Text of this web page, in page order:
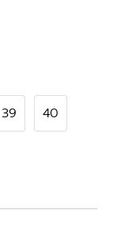
39 40